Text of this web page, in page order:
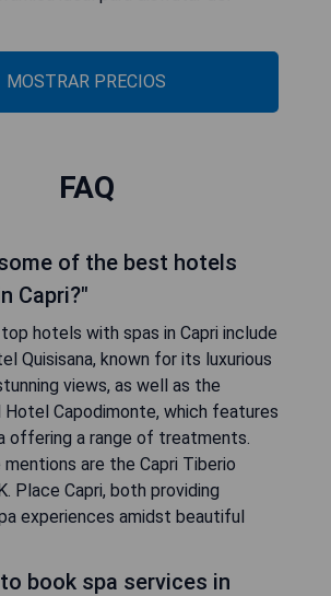
MOSTRAR PRECIOS
FAQ
of the best hotels
Capri?"
hotels with spas in Capri include
Quisisana, known for its luxurious
views, as well as the
Hotel Capodimonte, which features
offering a range of treatments.
are the Capri Tiberio
Place Capri, both providing
experiences amidst beautiful
book spa services in